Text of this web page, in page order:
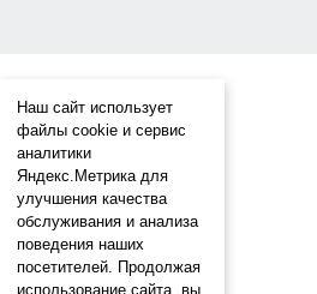
Наш сайт использует
файлы cookie и сервис
аналитики
Яндекс.Метрика для
улучшения качества
обслуживания и анализа
поведения наших
посетителей. Продолжая
использование сайта, вы